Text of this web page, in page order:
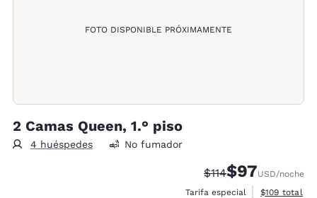
FOTO DISPONIBLE PRÓXIMAMENTE
2 Camas Queen, 1.° piso
4 huéspedes No fumador
Tarifa tachada:
$114Tarifa reducida:
$97USD/noche
Tarifa especial
Ver detalles
$109 total